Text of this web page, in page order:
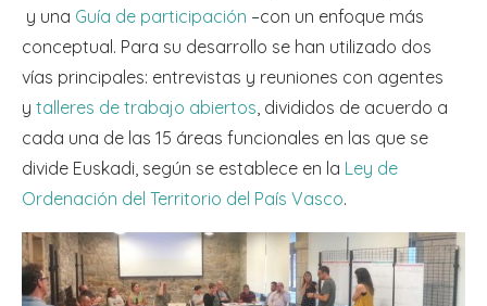
y una Guía de participación –con un enfoque más
conceptual. Para su desarrollo se han utilizado dos
vías principales: entrevistas y reuniones con agentes
y talleres de trabajo abiertos, divididos de acuerdo a
cada una de las 15 áreas funcionales en las que se
divide Euskadi, según se establece en la Ley de
Ordenación del Territorio del País Vasco.